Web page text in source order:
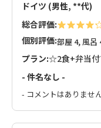
ドイツ (男性, **代)
総合評価:
個別評価:部屋 4, 風呂
プラン:☆2食+弁当付
- 件名なし -
- コメントはありませ